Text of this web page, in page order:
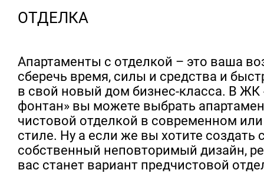
ОТДЕЛКА
Апартаменты с отделкой – это ваша
сберечь время, силы и средства и
в свой новый дом бизнес-класса. В ЖК
фонтан» вы можете выбрать
чистовой отделкой в современном
стиле. Ну а если же вы хотите создать
собственный неповторимый дизайн,
вас станет вариант предчистовой